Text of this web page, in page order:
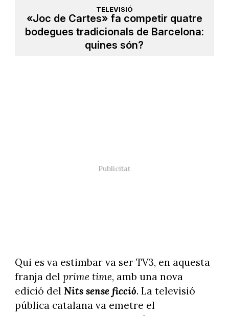
TELEVISIÓ
«Joc de Cartes» fa competir quatre
bodegues tradicionals de Barcelona:
quines són?
Qui es va estimbar va ser TV3, en aquesta
franja del prime time, amb una nova
edició del Nits sense ficció. La televisió
pública catalana va emetre el